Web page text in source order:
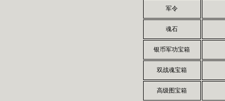
军令
魂石
银币军功宝箱
双战魂宝箱
高级图宝箱